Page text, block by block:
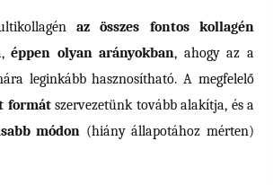
az összes fontos kollagén
éppen olyan arányokban, ahogy az a
leginkább hasznosítható. A megfelelő
formátszervezetünk tovább alakítja, és a
módon (hiány állapotához mérten)